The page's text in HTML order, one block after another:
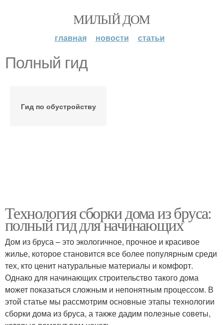
МИЛЫЙ ДОМ
главная новости статьи
Полный гид
Гид по обустройству
Технология сборки дома из бруса:
полный гид для начинающих
Дом из бруса – это экологичное, прочное и красивое
жилье, которое становится все более популярным среди
тех, кто ценит натуральные материалы и комфорт.
Однако для начинающих строительство такого дома
может показаться сложным и непонятным процессом. В
этой статье мы рассмотрим основные этапы технологии
сборки дома из бруса, а также дадим полезные советы,